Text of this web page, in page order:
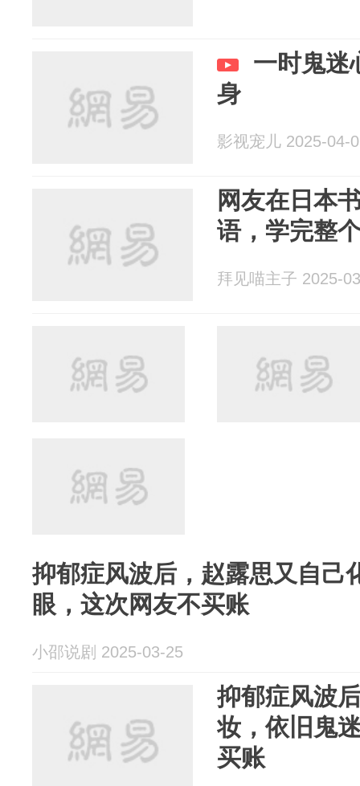
一时鬼迷
身
影视宠儿 2025-04-
网友在日本
语，学完整
拜见喵主子 2025-
抑郁症风波后，赵露思又自己
眼，这次网友不买账
小邵说剧 2025-03-25
抑郁症风波
妆，依旧鬼
买账